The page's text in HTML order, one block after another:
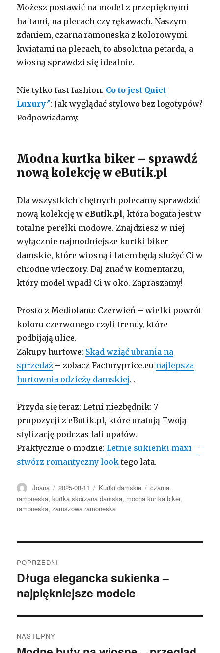
Możesz postawić na model z przepięknymi
haftami, na plecach czy rękawach. Naszym
zdaniem, czarna ramoneska z kolorowymi
kwiatami na plecach, to absolutna petarda, a
wiosną sprawdzi się idealnie.
Nie tylko fast fashion: Co to jest Quiet
Luxury : Jak wyglądać stylowo bez logotypów?
Podpowiadamy.
Modna kurtka biker – sprawdź
nową kolekcję w eButik.pl
Dla wszystkich chętnych polecamy sprawdzić
nową kolekcję w eButik.pl, która bogata jest w
totalne perełki modowe. Znajdziesz w niej
wyłącznie najmodniejsze kurtki biker
damskie, które wiosną i latem będą służyć Ci w
chłodne wieczory. Daj znać w komentarzu,
który model wpadł Ci w oko. Zapraszamy!
Prosto z Mediolanu: Czerwień – wielki powrót
koloru czerwonego czyli trendy, które
podbijają ulice.
Zakupy hurtowe: Skąd wziąć ubrania na
sprzedaż – zobacz Factoryprice.eu najlepsza
hurtownia odzieży damskiej. .
Przyda się teraz: Letni niezbędnik: 7
propozycji z eButik.pl, które uratują Twoją
stylizację podczas fali upałów.
Praktycznie o modzie:Letnie sukienki maxi –
stwórz romantyczny look tego lata.
Autor
Joana Opublikowano
2025-08-11 Kategorie
Kurtki damskie Tagi
czarna
ramoneska,kurtka skórzana damska, modna kurtka biker,
ramoneska,zamszowa ramoneska
wpisu
POPRZEDNI
Poprzedni
wpis:
Długa elegancka sukienka –
najpiękniejsze modele
NASTĘPNY
Następny